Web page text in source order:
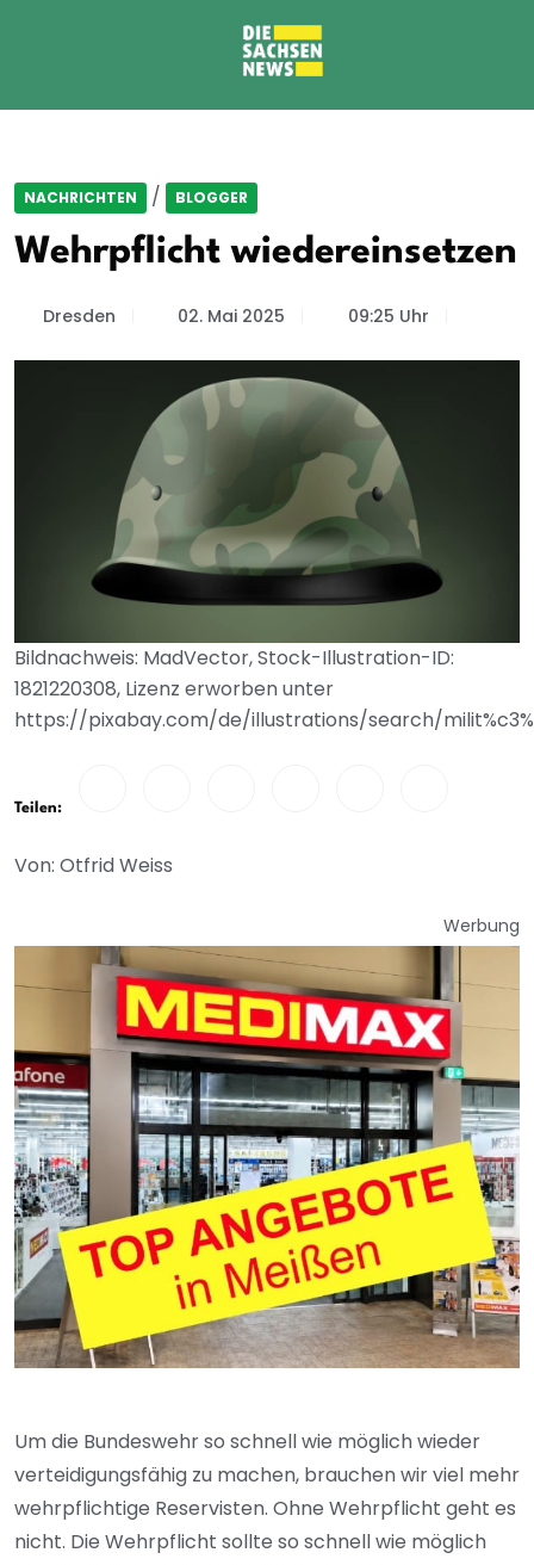
NACHRICHTEN / BLOGGER
Wehrpflicht wiedereinsetzen
Dresden 02. Mai 2025 09:25 Uhr
Bildnachweis: MadVector, Stock-Illustration-ID:
1821220308, Lizenz erworben unter
https://pixabay.com/de/illustrations/search/
Teilen:
Von: Otfrid Weiss
Werbung
Um die Bundeswehr so schnell wie möglich wieder
verteidigungsfähig zu machen, brauchen wir viel mehr
wehrpflichtige Reservisten. Ohne Wehrpflicht geht es
nicht. Die Wehrpflicht sollte so schnell wie möglich